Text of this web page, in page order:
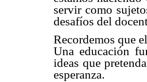
servir como
desafíos del
Recordemos que
Una educación
ideas que
esperanza.